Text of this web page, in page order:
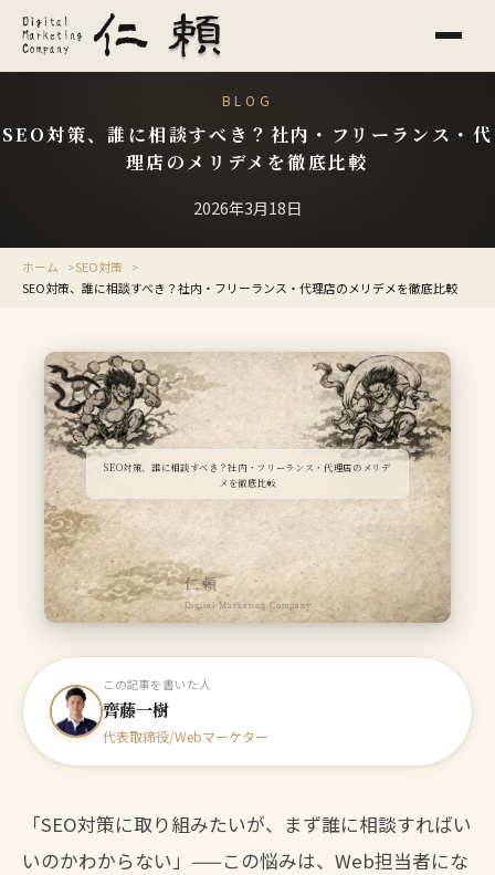
BLOG
SEO対策、誰に相談すべき？社内・フリーランス・代
理店のメリデメを徹底比較
2026年3月18日
ホーム
SEO対策
SEO対策、誰に相談すべき？社内・フリーランス・代理店のメリデメを徹底比較
SEO対策、誰に相談すべき？社内・フリーランス・代理店のメリデ
メを徹底比較
仁頼
Digital Marketing Company
この記事を書いた人
齊藤一樹
代表取締役/Webマーケター
「SEO対策に取り組みたいが、まず誰に相談すればい
いのかわからない」——この悩みは、Web担当者にな